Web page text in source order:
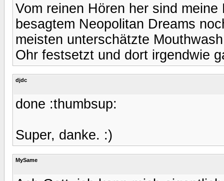
Vom reinen Hören her sind
besagtem Neopolitan Dreams
meisten unterschätzte
Ohr festsetzt und dort irgendwie
djdc
done :thumbsup:
Super, danke. :)
MySame